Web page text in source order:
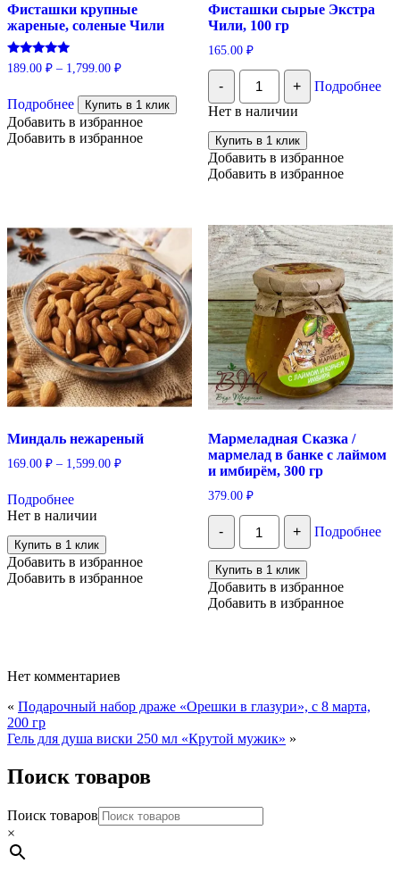
Фисташки крупные
жареные, соленые Чили
Оценка
5.00
189.00 ₽ – 1,799.00 ₽
Подробнеетовар
имеет
несколько
странице
товара.
Купить в 1 клик
Добавить в избранное
Добавить в избранное
Фисташки сырые Экстра
Чили, 100 гр
165.00 ₽
-
Количество
Фисташки
сырые
Экстра
Чили,
100
гр
+
Подробнее
Нет в наличии
Купить в 1 клик
Добавить в избранное
Добавить в избранное
Миндаль нежареный
169.00 ₽ – 1,599.00 ₽
Подробнеетовар
имеет
несколько
вариаций.
Опции
можно
Нет в наличии
Купить в 1 клик
Добавить в избранное
Добавить в избранное
Мармеладная Сказка /
мармелад в банке с лаймом
и имбирём, 300 гр
379.00 ₽
-
Количество
Мармеладная
Сказка
/
мармелад
в
банке
+ Подробнее
Купить в 1 клик
Добавить в избранное
Добавить в избранное
Нет комментариев
« Подарочный набор драже «Орешки в глазури», с 8 марта,
200 гр
Гель для душа виски 250 мл «Крутой мужик» »
Поиск товаров
Поиск товаров
×